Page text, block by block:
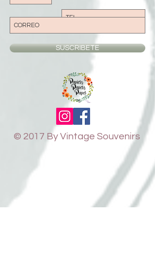
SUSCRIBETE
© 2017 By Vintage Souvenirs